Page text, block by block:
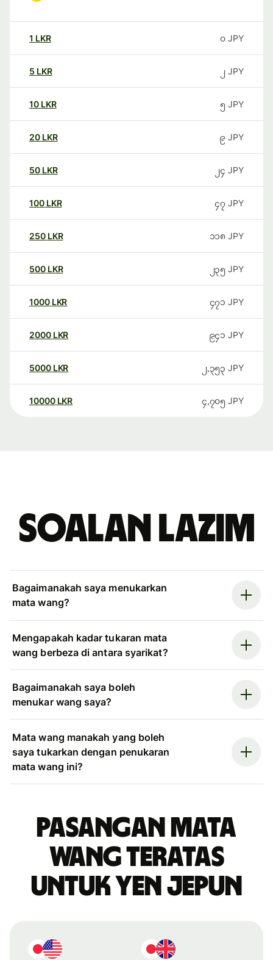
1 LKR ၀ JPY
5 LKR ၂ JPY
10 LKR ၅ JPY
20 LKR ၉ JPY
50 LKR ၂၄ JPY
100 LKR ၄၇ JPY
250 LKR ၁၁၈ JPY
500 LKR ၂၃၅ JPY
1000 LKR ၄၇၁ JPY
2000 LKR ၉၄၁ JPY
5000 LKR ၂,၃၅၃ JPY
10000 LKR ၄,၇၀၅ JPY
Soalan Lazim
Bagaimanakah saya menukarkan
mata wang?
Mengapakah kadar tukaran mata
wang berbeza di antara syarikat?
Bagaimanakah saya boleh
menukar wang saya?
Mata wang manakah yang boleh
saya tukarkan dengan penukaran
mata wang ini?
Pasangan mata
wang teratas
untuk yen Jepun